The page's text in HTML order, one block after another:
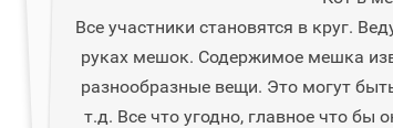
Все участники становятся в круг.
руках мешок. Содержимое мешка
разнообразные вещи. Это могут
т.д. Все что угодно, главное что